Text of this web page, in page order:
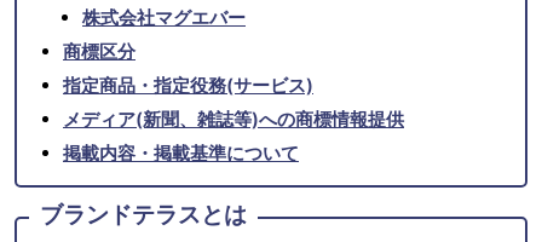
株式会社マグエバー
商標区分
指定商品・指定役務(サービス)
メディア(新聞、雑誌等)への商標情報提供
掲載内容・掲載基準について
ブランドテラスとは